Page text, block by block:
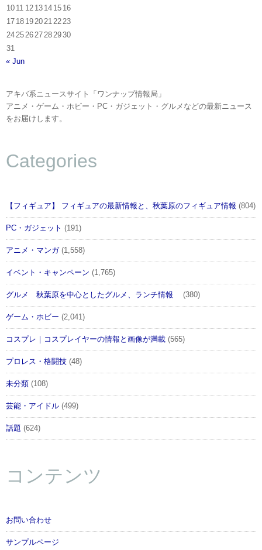
10 11 12 13 14 15 16
17 18 1920212223
24252627282930
31
« Jun
アキバ系ニュースサイト「ワンナップ情報局」
アニメ・ゲーム・ホビー・PC・ガジェット・グルメなどの最新ニュース
をお届けします。
Categories
【フィギュア】 フィギュアの最新情報と、秋葉原のフィギュア情報 (804)
PC・ガジェット (191)
アニメ・マンガ(1,558)
イベント・キャンペーン (1,765)
グルメ 秋葉原を中心としたグルメ、ランチ情報 (380)
ゲーム・ホビー (2,041)
コスプレ｜コスプレイヤーの情報と画像が満載 (565)
プロレス・格闘技 (48)
未分類 (108)
芸能・アイドル (499)
話題 (624)
コンテンツ
お問い合わせ
サンプルページ